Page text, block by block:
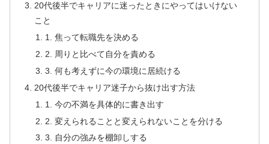
20代後半でキャリアに迷ったときにやってはいけない
こと
1. 焦って転職先を決める
2. 周りと比べて自分を責める
3. 何も考えずに今の環境に居続ける
20代後半でキャリア迷子から抜け出す方法
1. 今の不満を具体的に書き出す
2. 変えられることと変えられないことを分ける
3. 自分の強みを棚卸しする